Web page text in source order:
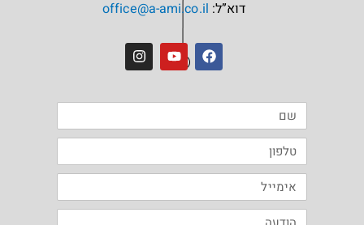
דוא”ל: office@a-ami.co.il
F
a
c
b
o
k
Y
o
u
u
e
I
n
s
a
r
a